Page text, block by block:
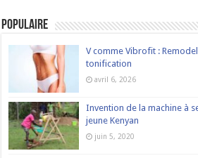
Populaire
V comme Vibrofit :
tonification
avril 6, 2026
Invention de la machine à
jeune Kenyan
juin 5, 2020